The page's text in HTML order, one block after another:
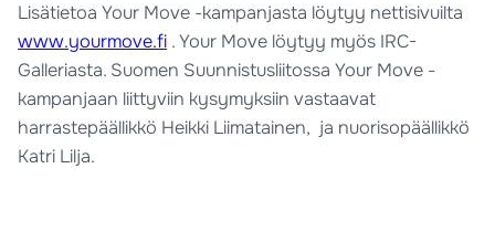
Lisätietoa Your Move -kampanjasta löytyy nettisivuilta
www.yourmove.fi . Your Move löytyy myös IRC-
Galleriasta. Suomen Suunnistusliitossa Your Move -
kampanjaan liittyviin kysymyksiin vastaavat
harrastepäällikkö Heikki Liimatainen, ja nuorisopäällikkö
Katri Lilja.